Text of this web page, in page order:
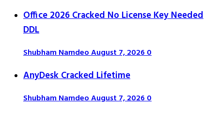
Office 2026 Cracked No License Key Needed
DDL
Shubham NamdeoAugust 7, 20260
AnyDesk Cracked Lifetime
Shubham NamdeoAugust 7, 20260